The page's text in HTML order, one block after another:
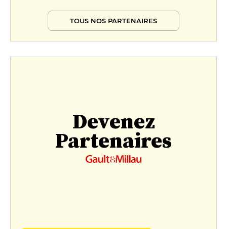
TOUS NOS PARTENAIRES
Devenez
Partenaires